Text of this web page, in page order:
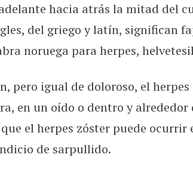
hacia atrás la mitad del
del griego y latín, significan
noruega para herpes,
pero igual de doloroso, el
en un oído o dentro y
el herpes zóster puede
de sarpullido.